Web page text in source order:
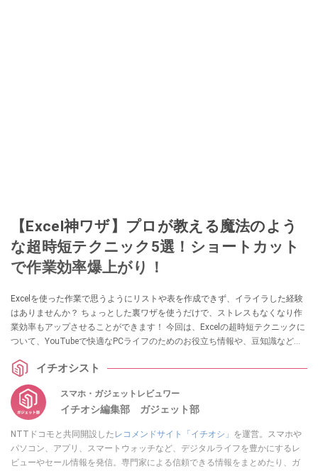
【Excel神ワザ】プロが教える魔法のよう
な超時短テクニック5選！ショートカット
で作業効率爆上がり！
Excelを使った作業で思うようにリストや表を作成できず、イライラした経験
はありませんか？ ちょっとした裏ワザを使うだけで、ストレスもなくなり作
業効率もアップさせることができます！ 今回は、Excelの超時短テクニックに
ついて、YouTubeで快適なPCライフのためのお役立ち情報や、豆知識などわ
になる方は、ぜひ動画と合わせてチェックしてみてください。
イチオシスト
スマホ・ガジェットレビュワー
イチオシ編集部 ガジェット部
NTTドコモと共同開設した レコメンドサイト「イチオシ」 を運営。スマホや
パソコン、アプリ、スマートウォッチなど、デジタルライフを豊かにするレ
ビューやセール情報を発信。専門家による信頼できる情報をまとめたり、ガ